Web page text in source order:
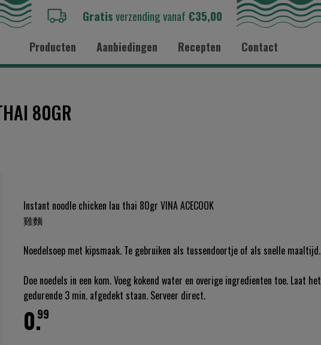
Gratisverzending vanaf €35,00
Producten Aanbiedingen Recepten Contact
80GR
Instant noodle chicken lau thai 80gr VINA ACECOOK
雞麵
Noedelsoep met kipsmaak. Te gebruiken als tussendoortje of als snelle maaltijd.
Doe noedels in een kom. Voeg kokend water en overige ingredienten toe. Laat het
gedurende 3 min. afgedekt staan. Serveer direct.
99
0.